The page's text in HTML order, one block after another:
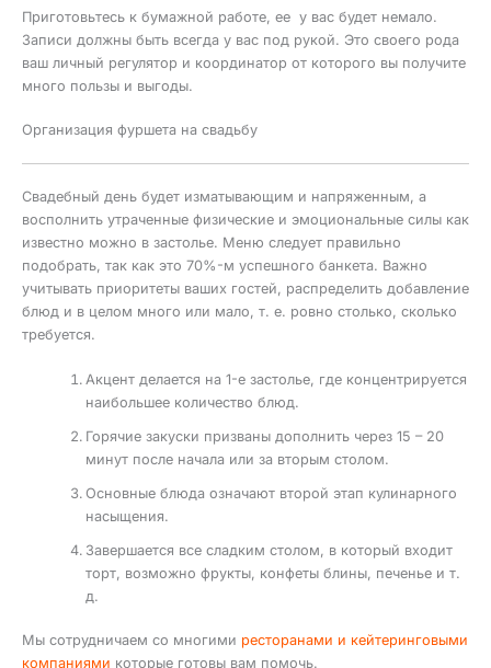
Приготовьтесь к бумажной работе, ее у вас будет немало.
Записи должны быть всегда у вас под рукой. Это своего рода
ваш личный регулятор и координатор от которого вы получите
много пользы и выгоды.
Организация фуршета на свадьбу
Свадебный день будет изматывающим и напряженным, а
восполнить утраченные физические и эмоциональные силы как
известно можно в застолье. Меню следует правильно
подобрать, так как это 70%-м успешного банкета. Важно
учитывать приоритеты ваших гостей, распределить добавление
блюд и в целом много или мало, т. е. ровно столько, сколько
требуется.
Акцент делается на 1-е застолье, где концентрируется
наибольшее количество блюд.
Горячие закуски призваны дополнить через 15 – 20
минут после начала или за вторым столом.
Основные блюда означают второй этап кулинарного
насыщения.
Завершается все сладким столом, в который входит
торт, возможно фрукты, конфеты блины, печенье и т.
д.
Мы сотрудничаем со многими ресторанами и кейтеринговыми
компаниями которые готовы вам помочь.